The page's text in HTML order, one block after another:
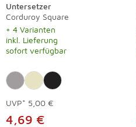
Untersetzer
Corduroy Square
+ 4 Varianten
inkl. Lieferung
sofort verfügbar
UVP* 5,00 €
4,69 €